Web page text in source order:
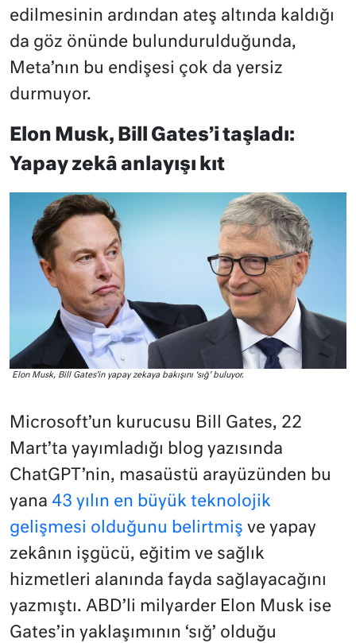
edilmesinin ardından ateş altında kaldığı
da göz önünde bulundurulduğunda,
Meta’nın bu endişesi çok da yersiz
durmuyor.
Elon Musk, Bill Gates’i taşladı:
Yapay zekâ anlayışı kıt
Elon Musk, Bill Gates’in yapay zekaya bakışını ‘sığ’ buluyor.
Microsoft’un kurucusu Bill Gates, 22
Mart’ta yayımladığı blog yazısında
ChatGPT’nin, masaüstü arayüzünden bu
yana 43 yılın en büyük teknolojik
gelişmesi olduğunu belirtmiş ve yapay
zekânın işgücü, eğitim ve sağlık
hizmetleri alanında fayda sağlayacağını
yazmıştı. ABD’li milyarder Elon Musk ise
Gates’in yaklaşımının ‘sığ’ olduğu